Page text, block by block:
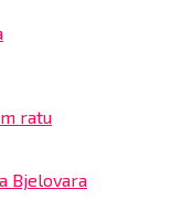
ratu
Bjelovara